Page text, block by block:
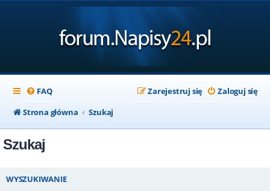
FAQ Zaloguj się
Zarejestruj się
Strona główna
Szukaj
Szukaj
WYSZUKIWANIE